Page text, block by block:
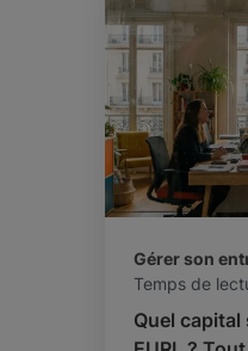
Gérer son
Temps de
Quel